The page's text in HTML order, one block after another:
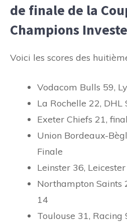
de finale de la
Champions
Voici les scores des
Vodacom Bulls 59,
La Rochelle 22, DHL
Exeter Chiefs 21,
Union Bordeaux-
Finale
Leinster 36,
Northampton Saints
14
Toulouse 31, Racing